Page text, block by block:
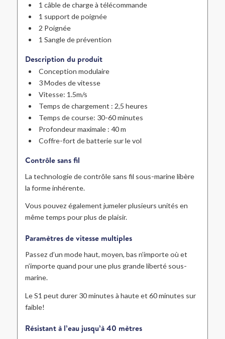
1 câble de charge à télécommande
1 support de poignée
2 Poignée
1 Sangle de prévention
Description du produit
Conception modulaire
3 Modes de vitesse
Vitesse: 1.5m/s
Temps de chargement : 2,5 heures
Temps de course: 30-60 minutes
Profondeur maximale : 40 m
Coffre-fort de batterie sur le vol
Contrôle sans fil
La technologie de contrôle sans fil sous-marine libère
la forme inhérente.
Vous pouvez également jumeler plusieurs unités en
même temps pour plus de plaisir.
Paramètres de vitesse multiples
Passez d’un mode haut, moyen, bas n’importe où et
n’importe quand pour une plus grande liberté sous-
marine.
Le S1 peut durer 30 minutes à haute et 60 minutes sur
faible!
Résistant à l’eau jusqu’à 40 mètres